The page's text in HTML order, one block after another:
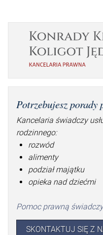
Potrzebujesz
Kancelaria świadczy
rodzinnego:
rozwód
alimenty
podział majątku
opieka nad dziećmi
Pomoc prawną
SKONTAKTUJ SIĘ Z